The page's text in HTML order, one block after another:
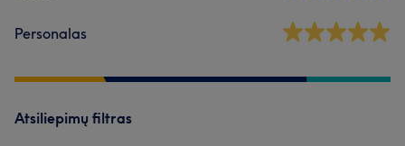
Personalas
Atsiliepimų filtras